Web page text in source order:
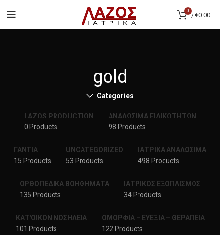
0
/ €0.00
gold
Categories
LAZOS PRODUCTION
0 Products
ΑΝΑΛΩΣΙΜΑ ΕΙΔΙΚΟΤΗΤΩΝ
98 Products
ΓΑΝΤΙΑ
15 Products
UNCATEGORIZED
53 Products
ΙΑΤΡΙΚΑ ΑΝΑΛΩΣΙΜΑ
498 Products
ΟΡΘΟΠΕΔΙΚΑ ΒΟΗΘΗΜΑΤΑ
135 Products
ΙΑΤΡΙΚΟΣ ΕΞΟΠΛΙΣΜΟΣ
34 Products
ΚΑΤ'ΟΙΚΟΝ ΝΟΣΗΛΕΙΑ
101 Products
ΟΜΟΡΦΙΑ – ΕΥΕΞΙΑ – ΘΕΡΑΠΕΙΑ
122 Products